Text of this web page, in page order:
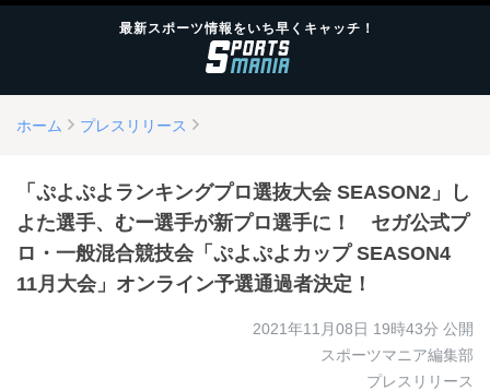
最新スポーツ情報をいち早くキャッチ！
ホーム プレスリリース
「ぷよぷよランキングプロ選抜大会 SEASON2」し
よた選手、むー選手が新プロ選手に！ セガ公式プ
ロ・一般混合競技会「ぷよぷよカップ SEASON4
11月大会」オンライン予選通過者決定！
2021年11月08日 19時43分 公開
スポーツマニア編集部
プレスリリース